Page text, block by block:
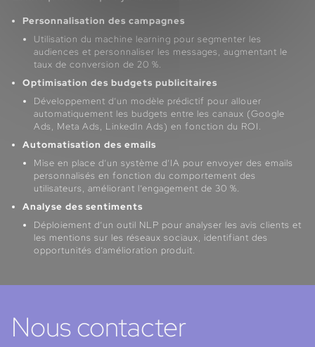
Personnalisation des campagnes
Utilisation du machine learning pour segmenter les
audiences et personnaliser les messages, augmentant le
taux de conversion de 20 %.
Optimisation des budgets publicitaires
Développement d’un modèle prédictif pour allouer
automatiquement les budgets entre les canaux (Google
Ads, Meta Ads, LinkedIn Ads) en fonction du ROI.
Automatisation des emails
Mise en place d’un système d’IA pour envoyer des emails
personnalisés en fonction du comportement des
utilisateurs, améliorant l’engagement de 30 %.
Analyse des sentiments
Déploiement d’un outil NLP pour analyser les avis clients et
les mentions sur les réseaux sociaux, identifiant des
opportunités d’amélioration produit.
Nous contacter